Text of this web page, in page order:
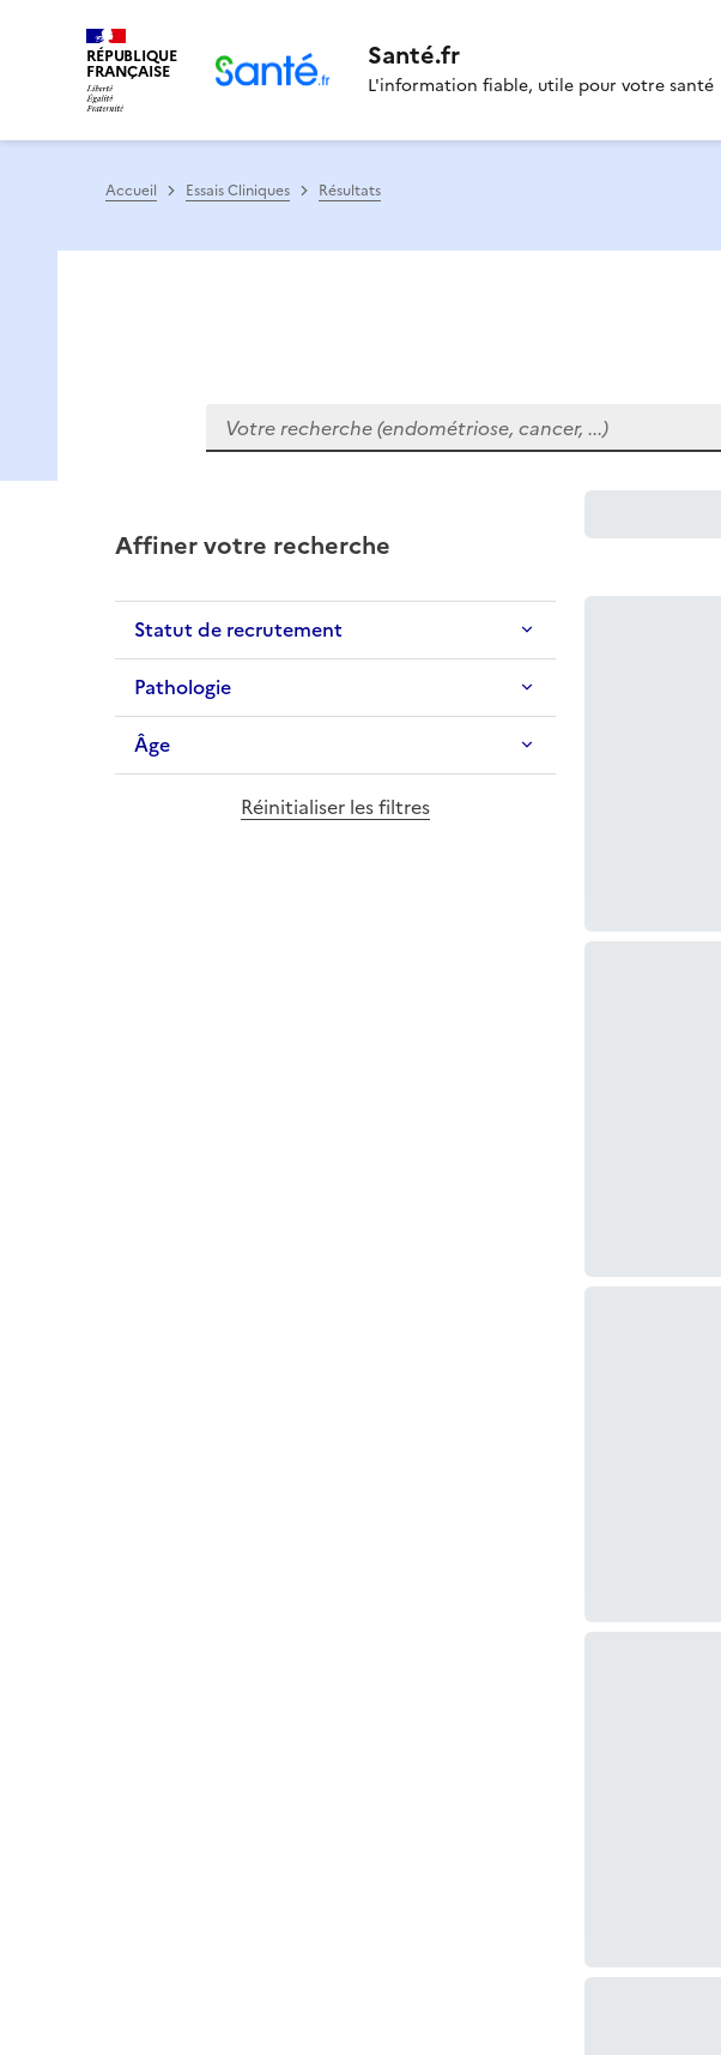
RÉPUBLIQUE
FRANÇAISE Santé.fr
L'information fiable, utile pour votre santé
Accueil Essais Cliniques Résultats
Votre recherche (endométriose, cancer, ...)
Affiner votre recherche
Statut de recrutement
Pathologie
Âge
Réinitialiser les filtres